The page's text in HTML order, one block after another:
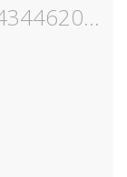
278472929_652143446203525_4093403470839726898_n